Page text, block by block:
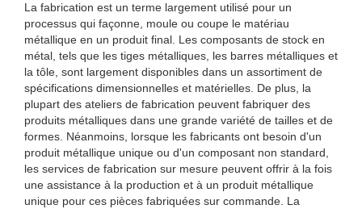
La fabrication est un terme largement utilisé pour un
processus qui façonne, moule ou coupe le matériau
métallique en un produit final. Les composants de stock en
métal, tels que les tiges métalliques, les barres métalliques et
la tôle, sont largement disponibles dans un assortiment de
spécifications dimensionnelles et matérielles. De plus, la
plupart des ateliers de fabrication peuvent fabriquer des
produits métalliques dans une grande variété de tailles et de
formes. Néanmoins, lorsque les fabricants ont besoin d'un
produit métallique unique ou d'un composant non standard,
les services de fabrication sur mesure peuvent offrir à la fois
une assistance à la production et à un produit métallique
unique pour ces pièces fabriquées sur commande. La